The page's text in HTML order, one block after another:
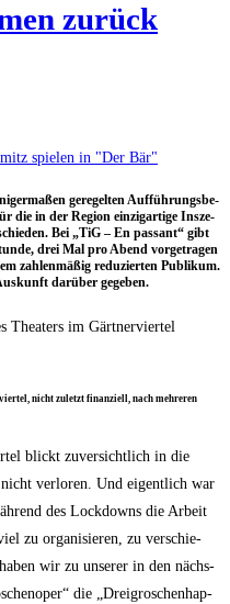
zurück
gere­gel­ten Auf­füh­rungs­be­
die in der Regi­on ein­zig­ar­ti­ge Insze­
Bei „TiG – En pas­sant“ gibt
drei Mal pro Abend vor­ge­tra­gen
zah­len­mä­ßig redu­zier­ten Publi­kum.
dar­über gegeben.
nicht zuletzt finan­zi­ell, nach meh­re­ren
blickt zuver­sicht­lich in die
ver­lo­ren. Und eigent­lich war
des Lock­downs die Arbeit
zu orga­ni­sie­ren, zu ver­schie­
wir zu unse­rer in den nächs­
die „Drei­gro­schen­hap­